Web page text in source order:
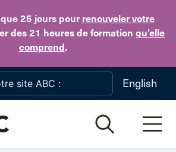
25 jours pour renouveler votre
des 21 heures de formation qu’elle
comprend.
Skip to main content
English